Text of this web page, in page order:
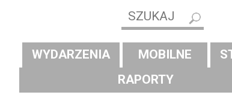
WYDARZENIA MOBILNE
RAPORTY